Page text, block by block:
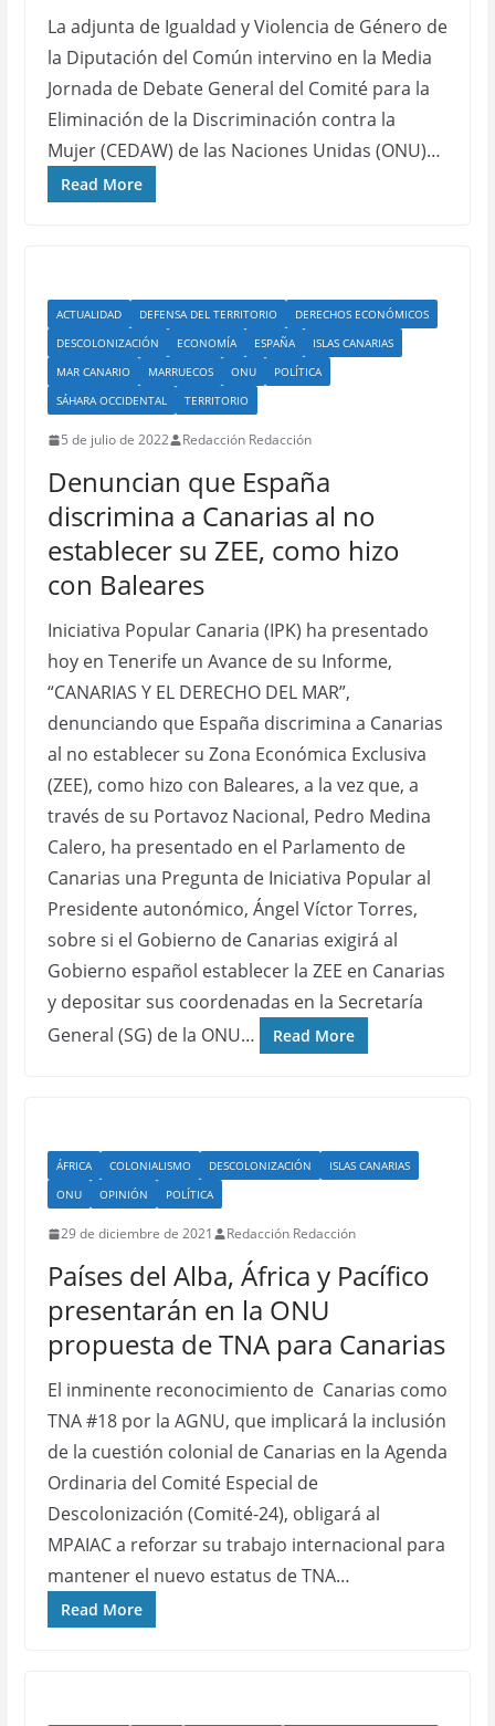
La adjunta de Igualdad y Violencia de Género de
la Diputación del Común intervino en la Media
Jornada de Debate General del Comité para la
Eliminación de la Discriminación contra la
Mujer (CEDAW) de las Naciones Unidas (ONU)…
Read More
ACTUALIDAD DEFENSA DEL TERRITORIO
DERECHOS ECONÓMICOS
DESCOLONIZACIÓN
ECONOMÍA ESPAÑA
ISLAS CANARIAS
MAR CANARIO
MARRUECOS ONU
POLÍTICA
SÁHARA OCCIDENTAL
TERRITORIO
5 de julio de 2022 Redacción Redacción
Denuncian que España
discrimina a Canarias al no
establecer su ZEE, como hizo
con Baleares
Iniciativa Popular Canaria (IPK) ha presentado
hoy en Tenerife un Avance de su Informe,
“CANARIAS Y EL DERECHO DEL MAR”,
denunciando que España discrimina a Canarias
al no establecer su Zona Económica Exclusiva
(ZEE), como hizo con Baleares, a la vez que, a
través de su Portavoz Nacional, Pedro Medina
Calero, ha presentado en el Parlamento de
Canarias una Pregunta de Iniciativa Popular al
Presidente autonómico, Ángel Víctor Torres,
sobre si el Gobierno de Canarias exigirá al
Gobierno español establecer la ZEE en Canarias
y depositar sus coordenadas en la Secretaría
General (SG) de la ONU…
Read More
ÁFRICA COLONIALISMO DESCOLONIZACIÓN
ISLAS CANARIAS
ONU
OPINIÓN POLÍTICA
29 de diciembre de 2021 Redacción Redacción
Países del Alba, África y Pacífico
presentarán en la ONU
propuesta de TNA para Canarias
El inminente reconocimiento de Canarias como
TNA #18 por la AGNU, que implicará la inclusión
de la cuestión colonial de Canarias en la Agenda
Ordinaria del Comité Especial de
Descolonización (Comité-24), obligará al
MPAIAC a reforzar su trabajo internacional para
mantener el nuevo estatus de TNA…
Read More